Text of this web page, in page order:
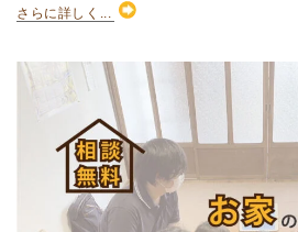
さらに詳しく...